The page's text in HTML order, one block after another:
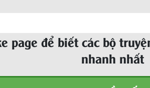
page để biết các bộ
nhanh nhất